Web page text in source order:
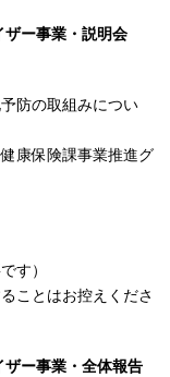
ザー事業・説明会
防の取組みについ
康保険課事業推進グ
す）
ことはお控えくださ
ー事業・全体報告